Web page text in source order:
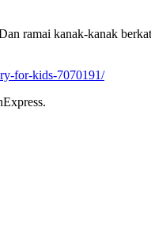
ramai kanak-kanak
for-kids-7070191/